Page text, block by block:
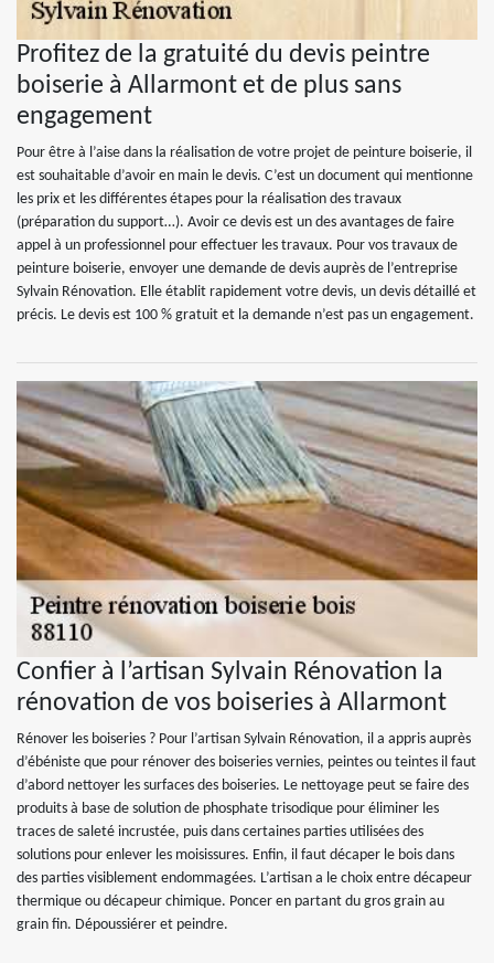
Profitez de la gratuité du devis peintre
boiserie à Allarmont et de plus sans
engagement
Pour être à l’aise dans la réalisation de votre projet de peinture boiserie, il
est souhaitable d’avoir en main le devis. C’est un document qui mentionne
les prix et les différentes étapes pour la réalisation des travaux
(préparation du support…). Avoir ce devis est un des avantages de faire
appel à un professionnel pour effectuer les travaux. Pour vos travaux de
peinture boiserie, envoyer une demande de devis auprès de l’entreprise
Sylvain Rénovation. Elle établit rapidement votre devis, un devis détaillé et
précis. Le devis est 100 % gratuit et la demande n’est pas un engagement.
Confier à l’artisan Sylvain Rénovation la
rénovation de vos boiseries à Allarmont
Rénover les boiseries ? Pour l’artisan Sylvain Rénovation, il a appris auprès
d’ébéniste que pour rénover des boiseries vernies, peintes ou teintes il faut
d’abord nettoyer les surfaces des boiseries. Le nettoyage peut se faire des
produits à base de solution de phosphate trisodique pour éliminer les
traces de saleté incrustée, puis dans certaines parties utilisées des
solutions pour enlever les moisissures. Enfin, il faut décaper le bois dans
des parties visiblement endommagées. L’artisan a le choix entre décapeur
thermique ou décapeur chimique. Poncer en partant du gros grain au
grain fin. Dépoussiérer et peindre.